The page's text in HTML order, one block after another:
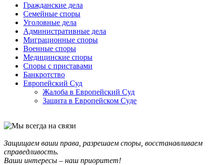
Гражданские дела
Семейные споры
Уголовные дела
Административные дела
Миграционные споры
Военные споры
Медицинские споры
Споры с приставами
Банкротство
Европейский Суд
Жалоба в Европейский Суд
Защита в Европейском Суде
Защищаем ваши права, разрешаем споры, восстанавливаем
справедливость.
Ваши интересы – наш приоритет!